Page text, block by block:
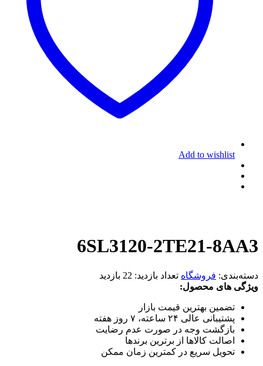
Add to wishlist
6SL3120-2TE21-8AA3
دسته‌بندی: فروشگاه تعداد بازدید: 22 بازدید
ویژگی های محصول:
تضمین بهترین قیمت بازار
پشتیبانی عالی ۲۴ ساعته، ۷ روز هفته
بازگشت وجه در صورت عدم رضایت
اصالت کالاها از برترین برندها
تحویل سریع در کمترین زمان ممکن